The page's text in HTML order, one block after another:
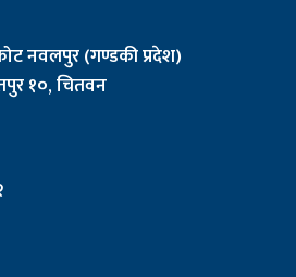
नवलपुर (गण्डकी प्रदेश)
१०, चितवन